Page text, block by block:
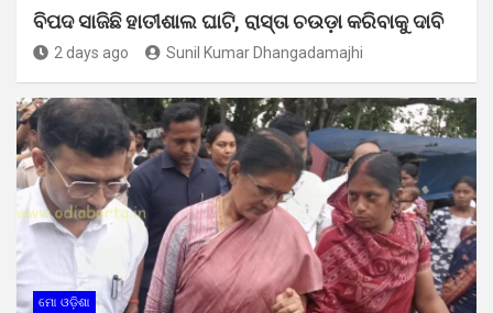
ବିପଦ ସାଜିଛି ହାତୀଶାଲ ଘାଟି, ରାସ୍ତା ଚଉଡ଼ା କରିବାକୁ ଦାବି
2 days ago Sunil Kumar Dhangadamajhi
ମୋ ଓଡ଼ିଶା